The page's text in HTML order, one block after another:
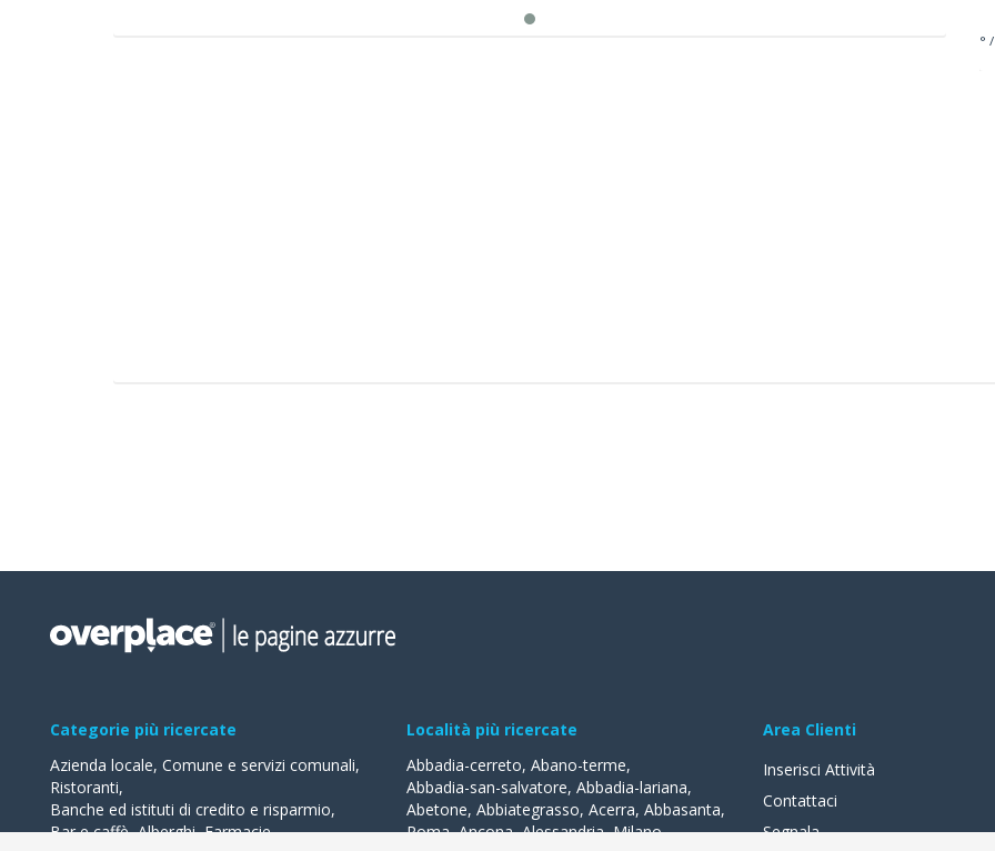
°
Categorie più ricercate
Azienda locale, Comune e servizi comunali,
Ristoranti,
Banche ed istituti di credito e risparmio,
Bar e caffè,Alberghi,Farmacie,
Località più ricercate
Abbadia-cerreto, Abano-terme,
Abbadia-san-salvatore, Abbadia-lariana,
Abetone, Abbiategrasso, Acerra, Abbasanta,
Roma,Ancona,Alessandria,Milano,
Area Clienti
Inserisci Attività
Contattaci
Segnala